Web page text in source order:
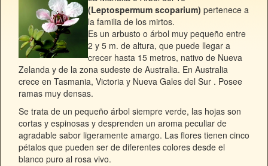
(Leptospermum scoparium) pertenece a
la familia de los mirtos.
Es un arbusto o árbol muy pequeño entre
2 y 5 m. de altura, que puede llegar a
crecer hasta 15 metros, nativo de Nueva
Zelanda y de la zona sudeste de Australia. En Australia
crece en Tasmania, Victoria y Nueva Gales del Sur . Posee
ramas muy densas.
Se trata de un pequeño árbol siempre verde, las hojas son
cortas y espinosas y desprenden un aroma peculiar de
agradable sabor ligeramente amargo. Las flores tienen cinco
pétalos que pueden ser de diferentes colores desde el
blanco puro al rosa vivo.